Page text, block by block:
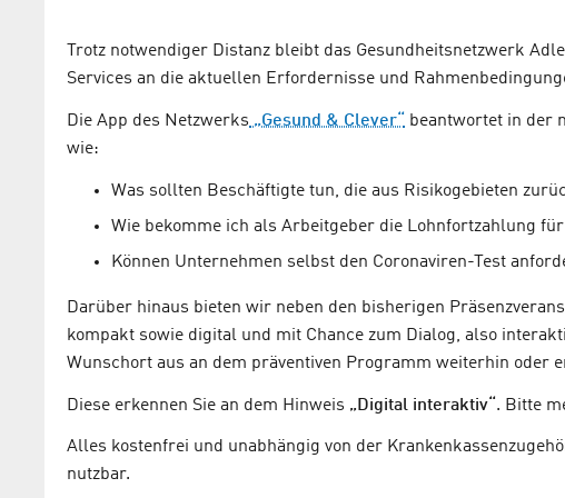
Trotz notwendiger Distanz bleibt das Gesundheitsnetzwerk
Services an die aktuellen Erfordernisse und
Die App des Netzwerks „Gesund & Clever“
beantwortet in der
wie:
Was sollten Beschäftigte tun, die aus Risikogebieten
Wie bekomme ich als Arbeitgeber die Lohnfortzahlung
Können Unternehmen selbst den Coronaviren-Test
Darüber hinaus bieten wir neben den bisherigen
kompakt sowie digital und mit Chance zum Dialog, also
Wunschort aus an dem präventiven Programm weiterhin oder
Diese erkennen Sie an dem Hinweis „Digital interaktiv“ . Bitte
Alles kostenfrei und unabhängig von der
nutzbar.